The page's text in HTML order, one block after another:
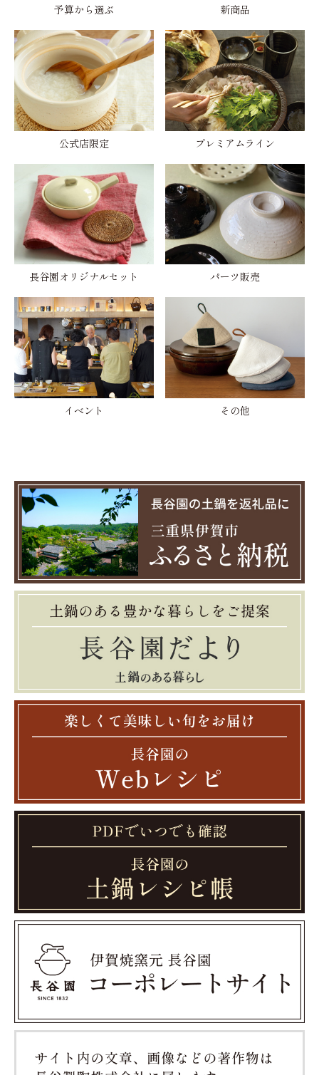
予算から選ぶ 新商品
公式店限定 プレミアムライン
長谷園オリジナルセット パーツ販売
イベント その他